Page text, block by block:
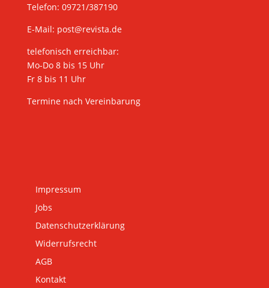
Telefon: 09721/387190
E-Mail: post@revista.de
telefonisch erreichbar:
Mo-Do 8 bis 15 Uhr
Fr 8 bis 11 Uhr
Termine nach Vereinbarung
Impressum
Jobs
Datenschutzerklärung
Widerrufsrecht
AGB
Kontakt